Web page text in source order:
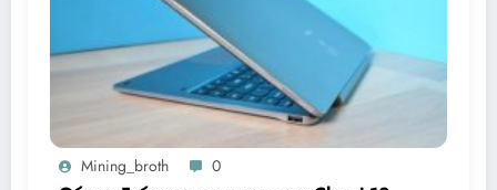
Mining_broth 0